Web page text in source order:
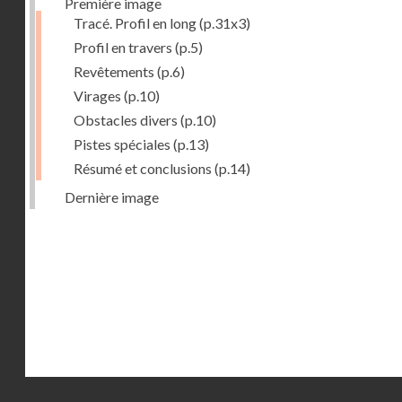
Tracé. Profil en long(p.31x3)
Profil en travers (p.5)
Revêtements (p.6)
Virages (p.10)
Obstacles divers (p.10)
Pistes spéciales (p.13)
Résumé et conclusions (p.14)
Dernière image